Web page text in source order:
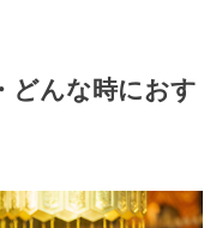
どんな時におす